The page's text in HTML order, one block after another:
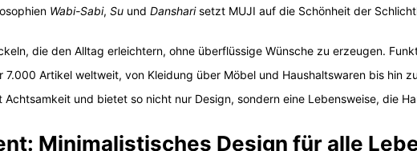
Wabi-Sabi, Su und Dansharisetzt MUJI auf die Schönheit der
die den Alltag erleichtern, ohne überflüssige Wünsche zu erzeugen.
Artikel weltweit, von Kleidung über Möbel und Haushaltswaren bis hin
und bietet so nicht nur Design, sondern eine Lebensweise, die
Minimalistisches Design für alle